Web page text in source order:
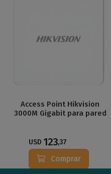
Access Point Hikvision
3000M Gigabit para pared
USD 123,37
Comprar